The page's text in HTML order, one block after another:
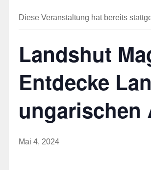
Diese Veranstaltung hat bereits
Landshut
Entdecke
ungarischen
Mai 4, 2024